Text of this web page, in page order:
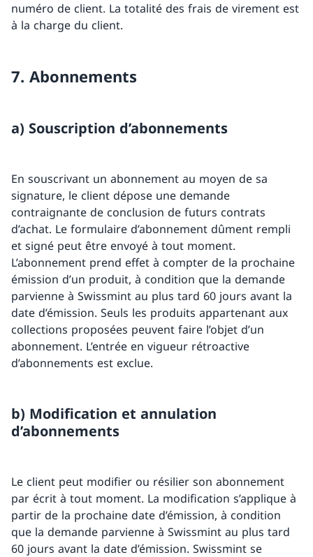
numéro de client. La totalité des frais de virement est
à la charge du client.
7. Abonnements
a) Souscription d’abonnements
En souscrivant un abonnement au moyen de sa
signature, le client dépose une demande
contraignante de conclusion de futurs contrats
d’achat. Le formulaire d’abonnement dûment rempli
et signé peut être envoyé à tout moment.
L’abonnement prend effet à compter de la prochaine
émission d’un produit, à condition que la demande
parvienne à Swissmint au plus tard 60 jours avant la
date d’émission. Seuls les produits appartenant aux
collections proposées peuvent faire l’objet d’un
abonnement. L’entrée en vigueur rétroactive
d’abonnements est exclue.
b) Modification et annulation
d’abonnements
Le client peut modifier ou résilier son abonnement
par écrit à tout moment. La modification s’applique à
partir de la prochaine date d’émission, à condition
que la demande parvienne à Swissmint au plus tard
60 jours avant la date d’émission. Swissmint se